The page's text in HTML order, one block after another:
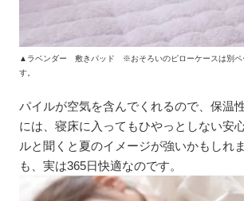
▲ラベンダー 敷きパッド ※おそろいのピローケースは別ペ
す。
パイルが空気を含んでくれるので、保温
には、寝床に入ってもひやっとしない安
ルと聞くと夏のイメージが強いかもしれ
も、実は365日快適なのです。